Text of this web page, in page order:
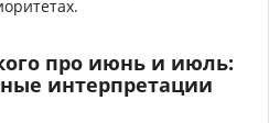
про июнь и июль:
интерпретации